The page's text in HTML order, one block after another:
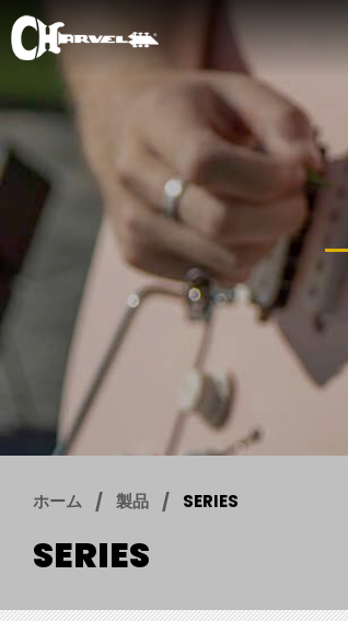
ホーム 製品 SERIES
SERIES